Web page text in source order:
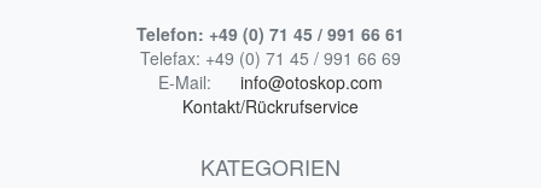
Telefon: +49 (0) 71 45 / 991 66 61
Telefax: +49 (0) 71 45 / 991 66 69
E-Mail:
info@otoskop.com
Kontakt/Rückrufservice
KATEGORIEN